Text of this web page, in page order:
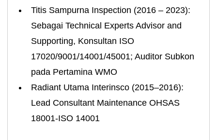
Titis Sampurna Inspection (2016 – 2023):
Sebagai Technical Experts Advisor and
Supporting, Konsultan ISO
17020/9001/14001/45001; Auditor Subkon
pada Pertamina WMO
Radiant Utama Interinsco (2015–2016):
Lead Consultant Maintenance OHSAS
18001-ISO 14001